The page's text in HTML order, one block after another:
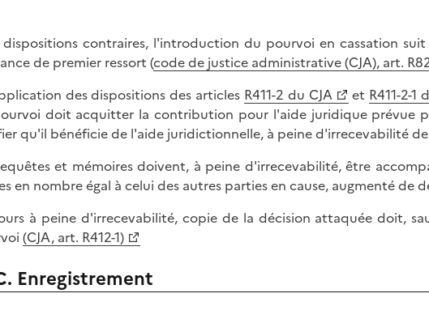
dispositions contraires, l'introduction du pourvoi en cassation
de premier ressort (code de justice administrative (CJA), art.
des dispositions des articles R411-2 du CJA et R411-2-1
doit acquitter la contribution pour l'aide juridique prévue
qu'il bénéficie de l'aide juridictionnelle, à peine d'irrecevabilité
et mémoires doivent, à peine d'irrecevabilité, être
en nombre égal à celui des autres parties en cause, augmenté de
à peine d'irrecevabilité, copie de la décision attaquée doit,
(CJA, art. R412-1)
Enregistrement